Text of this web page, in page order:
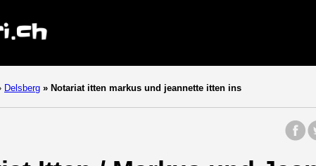
Delsberg » Notariat itten markus und jeannette itten ins